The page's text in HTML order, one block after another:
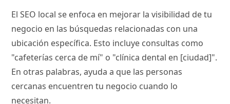
El SEO local se enfoca en mejorar la visibilidad de tu
negocio en las búsquedas relacionadas con una
ubicación específica. Esto incluye consultas como
"cafeterías cerca de mí" o "clínica dental en [ciudad]".
En otras palabras, ayuda a que las personas
cercanas encuentren tu negocio cuando lo
necesitan.